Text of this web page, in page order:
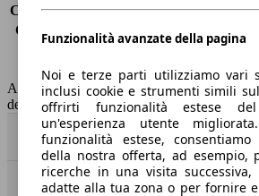
Consumo (extra-urbano) -
Consumo (combinato)*
4.1 l/100km
Capacità del serbatoio
50 l
AutoScout24 non si assume alcuna
dei dati.
Funzionalità avanzate della pagina
Noi e terze parti utilizziamo vari
inclusi cookie e strumenti simili
offrirti funzionalità estese
un'esperienza utente
funzionalità estese, consentiamo
della nostra offerta, ad esempio,
ricerche in una visita
adatte alla tua zona o per fornire